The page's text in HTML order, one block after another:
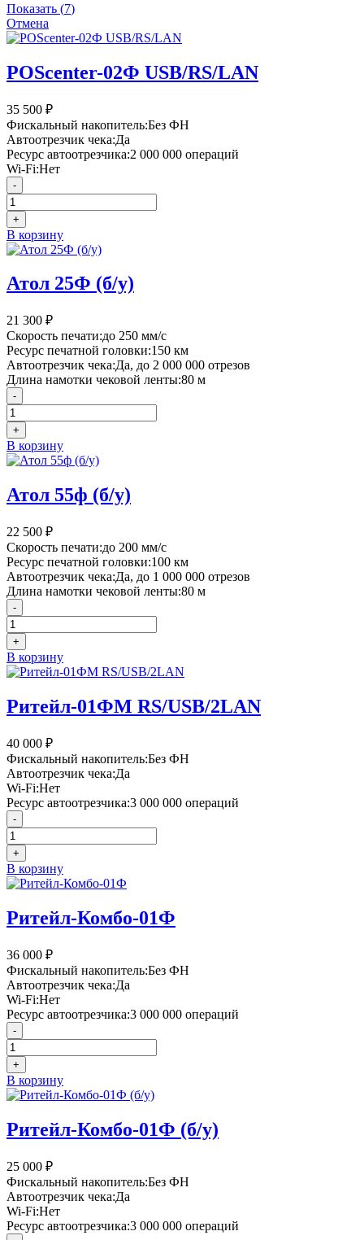
Показать (7)
Отмена
POScenter-02Ф USB/RS/LAN
35 500 ₽
Фискальный накопитель:Без ФН
Автоотрезчик чека:Да
Ресурс автоотрезчика:2 000 000 операций
Wi-Fi:Нет
-
+
В корзину
Атол 25Ф (б/у)
21 300 ₽
Скорость печати:до 250 мм/с
Ресурс печатной головки:150 км
Автоотрезчик чека:Да, до 2 000 000 отрезов
Длина намотки чековой ленты:80 м
-
+
В корзину
Атол 55ф (б/у)
22 500 ₽
Скорость печати:до 200 мм/с
Ресурс печатной головки:100 км
Автоотрезчик чека:Да, до 1 000 000 отрезов
Длина намотки чековой ленты:80 м
-
+
В корзину
Ритейл-01ФМ RS/USB/2LAN
40 000 ₽
Фискальный накопитель:Без ФН
Автоотрезчик чека:Да
Wi-Fi:Нет
Ресурс автоотрезчика:3 000 000 операций
-
+
В корзину
Ритейл-Комбо-01Ф
36 000 ₽
Фискальный накопитель:Без ФН
Автоотрезчик чека:Да
Wi-Fi:Нет
Ресурс автоотрезчика:3 000 000 операций
-
+
В корзину
Ритейл-Комбо-01Ф (б/у)
25 000 ₽
Фискальный накопитель:Без ФН
Автоотрезчик чека:Да
Wi-Fi:Нет
Ресурс автоотрезчика:3 000 000 операций